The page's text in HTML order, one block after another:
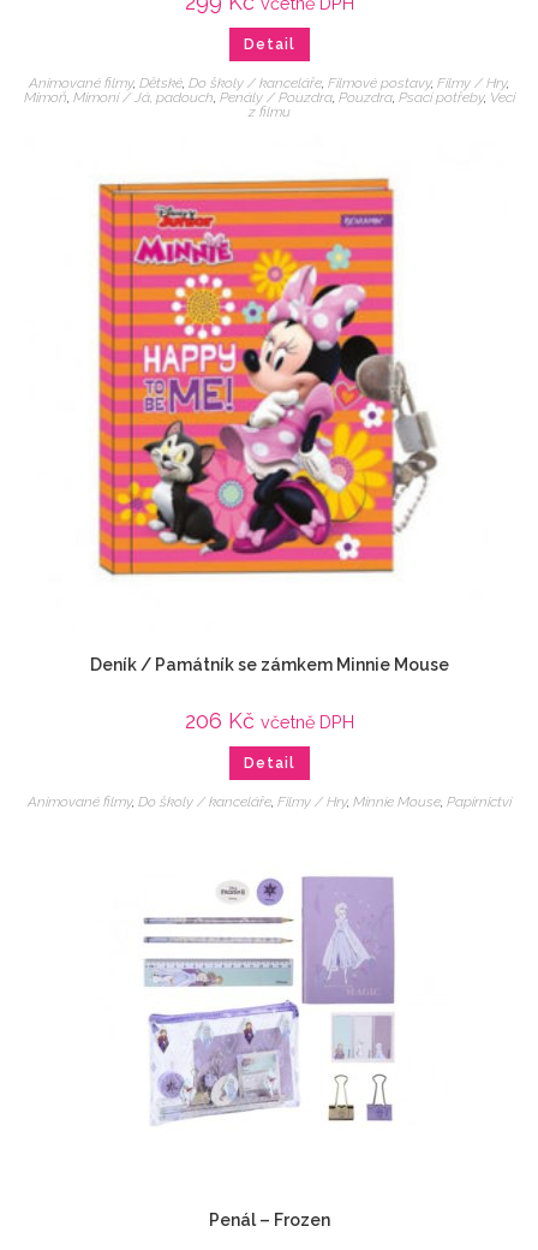
Detail
Animované filmy, Dětské, Do školy / kanceláře, Filmové postavy, Filmy / Hry,
Mimoň, Mimoni / Já, padouch, Penály / Pouzdra, Pouzdra, Psací potřeby, Veci
z filmu
Deník / Památník se zámkem Minnie Mouse
206 Kč včetně DPH
Detail
Animované filmy, Do školy / kanceláře, Filmy / Hry, Minnie Mouse, Papírnictví
Penál – Frozen